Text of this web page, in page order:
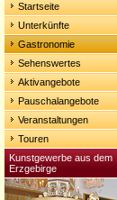
Startseite
Unterkünfte
Gastronomie
Sehenswertes
Aktivangebote
Pauschalangebote
Veranstaltungen
Touren
Kunstgewerbe aus dem
Erzgebirge